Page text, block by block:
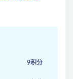
9积分